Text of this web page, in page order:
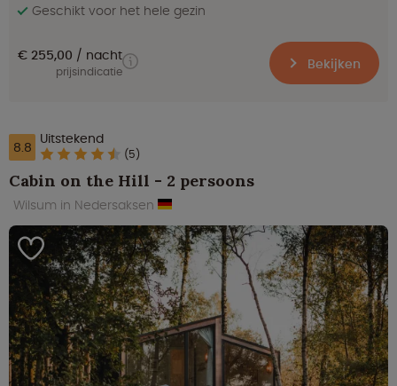
Geschikt voor het hele gezin
€ 255,00 nacht
prijsindicatie Bekijken
8.8 Uitstekend
(5)
Cabin on the Hill - 2 persoons
Wilsum in Nedersaksen